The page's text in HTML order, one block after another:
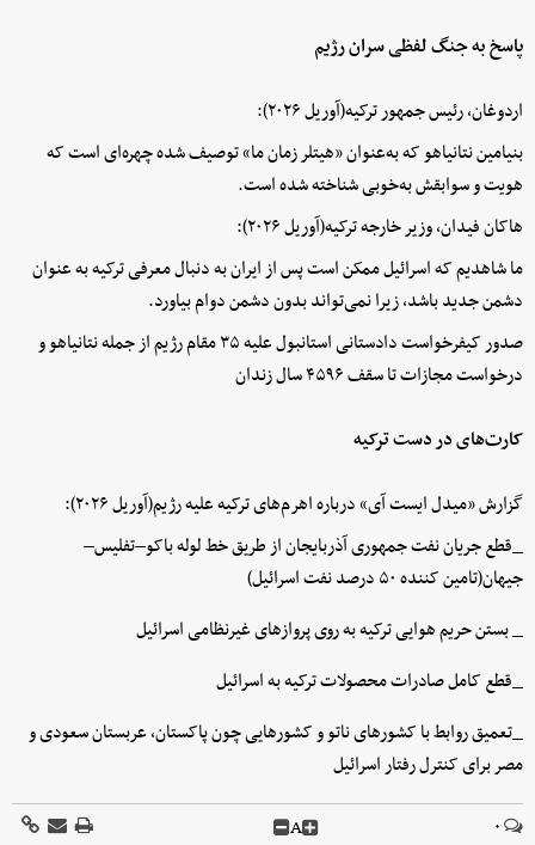
پاسخ به جنگ لفظی سران رژیم
اردوغان، رئیس جمهور ترکیه(آوریل ۲۰۲۶):
بنیامین نتانیاهو که به‌عنوان «هیتلر زمان ما» توصیف شده‌ چهره‌ای است که
هویت و سوابقش به‌خوبی شناخته شده است.
هاکان فیدان، وزیر خارجه ترکیه(آوریل ۲۰۲۶):
ما شاهدیم که اسرائیل ممکن است پس از ایران به دنبال معرفی ترکیه به عنوان
دشمن جدید باشد، زیرا نمی‌تواند بدون دشمن دوام بیاورد.
صدور کیفرخواست دادستانی استانبول علیه ۳۵ مقام رژیم از جمله نتانیاهو و
درخواست مجازات تا سقف ۴۵۹۶ سال زندان
کارت‌های در دست ترکیه
گزارش «میدل ایست آی»‌ درباره اهرم‌های ترکیه علیه رژیم(آوریل ۲۰۲۶):
_قطع جریان نفت جمهوری آذربایجان از طریق خط لوله باکو–تفلیس–
جیهان(تامین کننده ۵۰ درصد نفت اسرائیل)
_ بستن حریم هوایی ترکیه به روی پروازهای غیرنظامی اسرائیل
_قطع کامل صادرات محصولات ترکیه به اسرائیل
_تعمیق روابط با کشورهای ناتو و کشورهایی چون پاکستان، عربستان سعودی و
مصر برای کنترل رفتار اسرائیل
۰ A